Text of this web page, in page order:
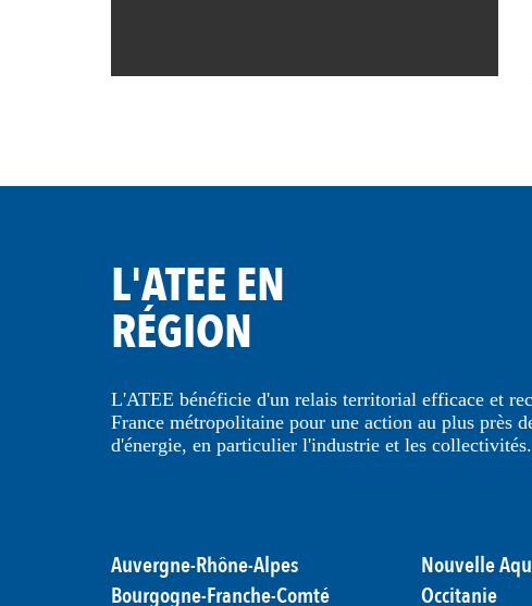
L'ATEE EN
RÉGION
L'ATEE bénéficie d'un relais territorial efficace et
France métropolitaine pour une action au plus près
d'énergie, en particulier l'industrie et les collectivités.
Auvergne-Rhône-Alpes
Bourgogne-Franche-Comté
Nouvelle
Occitanie